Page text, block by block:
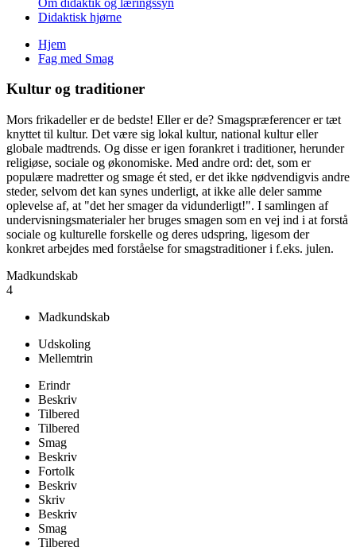
Didaktisk hjørne
Du er her
Hjem
Fag med Smag
Kultur og traditioner
Mors frikadeller er de bedste! Eller er de? Smagspræferencer er tæt
knyttet til kultur. Det være sig lokal kultur, national kultur eller
globale madtrends. Og disse er igen forankret i traditioner, herunder
religiøse, sociale og økonomiske. Med andre ord: det, som er
populære madretter og smage ét sted, er det ikke nødvendigvis andre
steder, selvom det kan synes underligt, at ikke alle deler samme
oplevelse af, at "det her smager da vidunderligt!". I samlingen af
undervisningsmaterialer her bruges smagen som en vej ind i at forstå
sociale og kulturelle forskelle og deres udspring, ligesom der
konkret arbejdes med forståelse for smagstraditioner i f.eks. julen.
Madkundskab
4
Madkundskab
Udskoling
Mellemtrin
Erindr
Beskriv
Tilbered
Tilbered
Smag
Beskriv
Fortolk
Beskriv
Skriv
Beskriv
Smag
Tilbered